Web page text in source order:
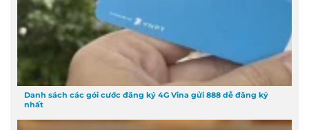
Danh sách các gói cước đăng ký 4G Vina gửi 888 dễ đăng ký
nhất